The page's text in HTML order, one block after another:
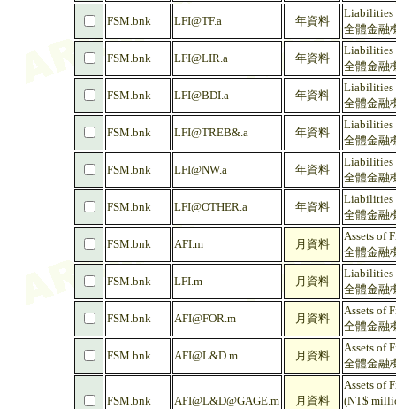
FSM.bnk LFI@TF.a 年資料
Liabilities
全體金融
FSM.bnk LFI@LIR.a 年資料
Liabilities
全體金融
FSM.bnk LFI@BDI.a 年資料
Liabilities
全體金融
FSM.bnk LFI@TREB&.a 年資料
Liabilities
全體金融
FSM.bnk LFI@NW.a 年資料
Liabilities
全體金融
FSM.bnk LFI@OTHER.a 年資料
Liabilities
全體金融
FSM.bnk AFI.m 月資料
Assets of
全體金融
FSM.bnk LFI.m 月資料
Liabilities
全體金融
FSM.bnk AFI@FOR.m 月資料
Assets of
全體金融
FSM.bnk AFI@L&D.m 月資料
Assets of
全體金融
FSM.bnk AFI@L&D@GAGE.m 月資料
Assets of
(NT$